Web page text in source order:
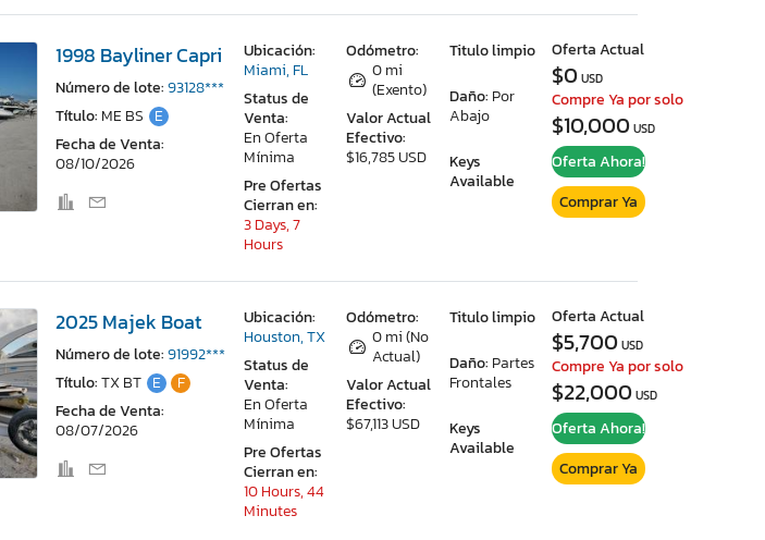
1998 Bayliner Capri
Número de lote:93128***
Título: ME BS E
Fecha de Venta:
08/10/2026
Odómetro:
0 mi
(Exento)
Valor Actual
Efectivo:
$16,785 USD
Titulo limpio
Daño: Por
Abajo
Keys
Available
Ubicación:
Miami, FL
Status de
Venta:
En Oferta
Mínima
Pre Ofertas
Cierran en:
3 Days, 7
Hours
Oferta Actual
$0USD
Compre Ya por solo
$10,000USD
Oferta Ahora!
Comprar Ya
2025 Majek Boat
Número de lote:91992***
Título:TX BT E
F
Fecha de Venta:
08/07/2026
Odómetro:
0 mi (No
Actual)
Valor Actual
Efectivo:
$67,113 USD
Titulo limpio
Daño: Partes
Frontales
Keys
Available
Ubicación:
Houston, TX
Status de
Venta:
En Oferta
Mínima
Pre Ofertas
Cierran en:
10 Hours, 44
Minutes
Oferta Actual
$5,700USD
Compre Ya por solo
$22,000USD
Oferta Ahora!
Comprar Ya